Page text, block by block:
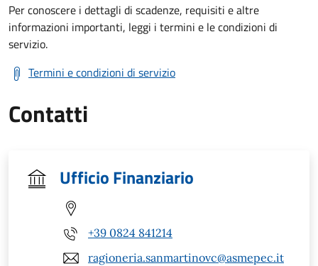
Per conoscere i dettagli di scadenze, requisiti e altre
informazioni importanti, leggi i termini e le condizioni di
servizio.
Termini e condizioni di servizio
Contatti
Ufficio Finanziario
+39 0824 841214
ragioneria.sanmartinovc@asmepec.it